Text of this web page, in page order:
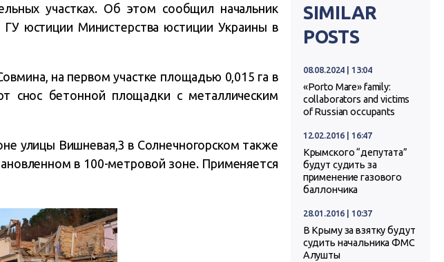
участках. Об этом сообщил начальник
ГУ юстиции Министерства юстиции Украины в
на первом участке площадью 0,015 га в
снос бетонной площадки с металлическим
улицы Вишневая,3 в Солнечногорском также
в 100-метровой зоне. Применяется
SIMILAR
POSTS
08.08.2024 | 13:04
«Porto Mare» family:
collaborators and victims
of Russian occupants
12.02.2016 | 16:47
Крымского “депутата”
будут судить за
применение газового
баллончика
28.01.2016 | 10:37
В Крыму за взятку будут
судить начальника ФМС
Алушты